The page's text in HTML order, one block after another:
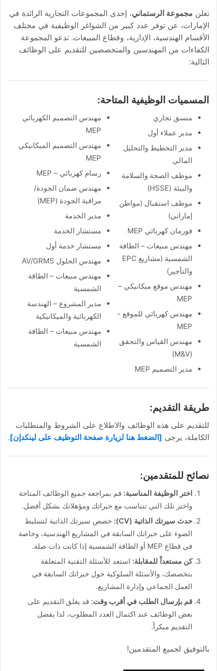
تعلن مجموعة الرستماني، إحدى المجموعات التجارية الرائدة في
الإمارات، عن توفر عدد كبير من الشواغر الوظيفية في مختلف
الأقسام الهندسية، الإدارية، وقطاع المبيعات. تدعو المجموعة
الكفاءات من المهندسين والمتخصصين للتقديم على الوظائف
التالية:
المسميات الوظيفية المتاحة:
منسق تجاري
مدير عملاء أول
مدير التخطيط والتحليل
المالي
موظف الصحة والسلامة
والبيئة (HSSE)
موظف استقبال (مواطن
إماراتي)
فورمان كهربائي MEP
مهندس مبيعات – الطاقة
الشمسية (مشاريع EPC
والتأجير)
مهندس موقع ميكانيكي –
MEP
مهندس كهربائي للموقع -
MEP
مهندس القياس والتحقق
(M&V)
مدير التصميم MEP
مهندس التصميم الكهربائي
MEP
مهندس التصميم الميكانيكي
MEP
رسام كهربائي – MEP
مهندس ضمان الجودة/
مراقبة الجودة (MEP)
مدير الخدمة
مستشار الخدمة
مستشار خدمة أول
مهندس الحلول AV/GRMS
مهندس مبيعات – الطاقة
الشمسية
مدير المشروع – الهندسة
الكهربائية والميكانيكية
مهندس مبيعات – الطاقة
الشمسية
طريقة التقديم:
للتقديم على هذه الوظائف والاطلاع على الشروط والمتطلبات
الكاملة، يرجى [الضغط هنا لزيارة صفحة التوظيف على لينكدإن].
نصائح للمتقدمين:
اختر الوظيفة المناسبة: قم بمراجعة جميع الوظائف المتاحة
واختر تلك التي تتناسب مع خبراتك ومؤهلاتك بشكل أفضل.
حدث سيرتك الذاتية (CV):
خصص سيرتك الذاتية لتسليط
الضوء على خبراتك السابقة في المشاريع الهندسية، وخاصة
في قطاع MEP أو الطاقة الشمسية إذا كانت ذات صلة.
كن مستعداً للمقابلة: استعد للأسئلة التقنية المتعلقة
بتخصصك، والأسئلة السلوكية حول خبراتك السابقة في
العمل الجماعي وإدارة المشاريع.
قم بإرسال الطلب في أقرب وقت: قد يغلق التقديم على
بعض الوظائف عند اكتمال العدد المطلوب، لذا يفضل
التقديم مبكراً.
بالتوفيق لجميع المتقدمين!